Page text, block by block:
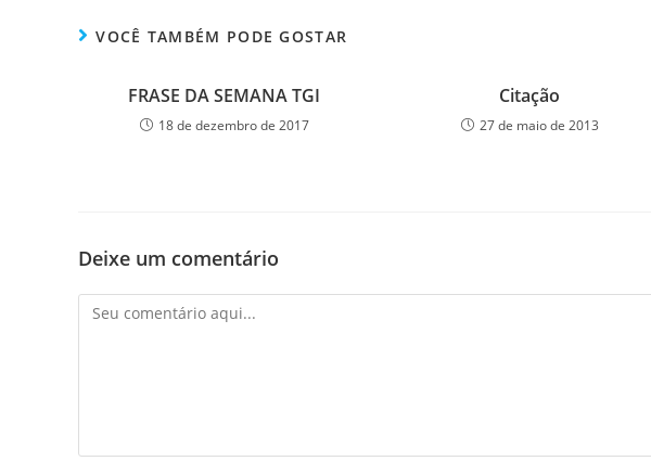
VOCÊ TAMBÉM PODE GOSTAR
FRASE DA SEMANA TGI
18 de dezembro de 2017
Citação
27 de maio de 2013
Deixe um comentário